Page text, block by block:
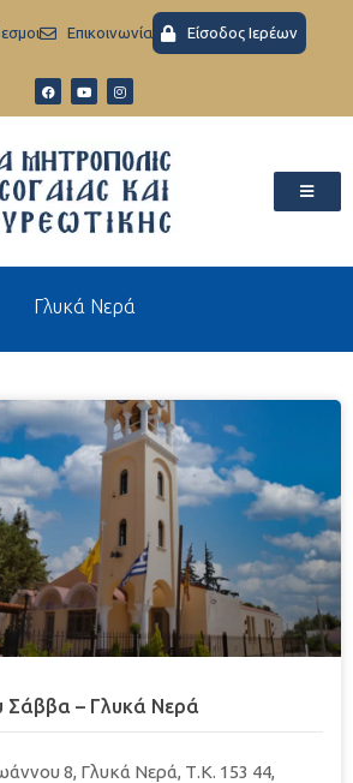
Eπικοινωνία Είσοδος Ιερέων
Γλυκά Νερά
Σάββα – Γλυκά Νερά
8, Γλυκά Νερά, Τ.Κ. 153 44,